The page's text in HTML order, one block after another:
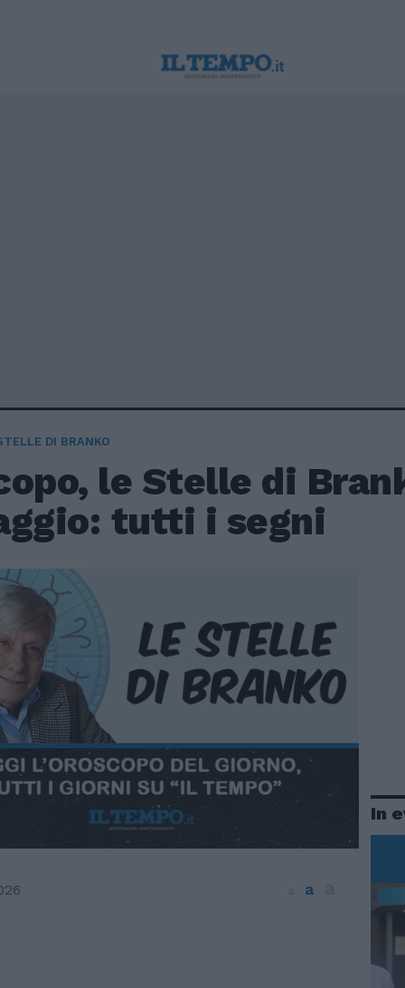
DI BRANKO
le Stelle di
tutti i segni
a
In